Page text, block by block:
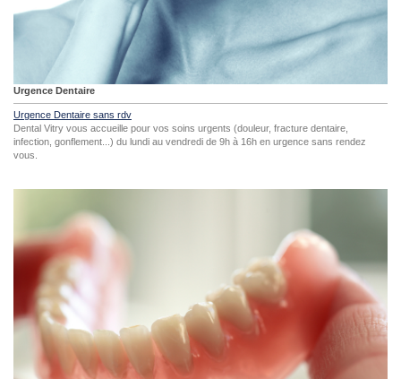
Urgence Dentaire
Urgence Dentaire sans rdv
Dental Vitry vous accueille pour vos soins urgents (douleur, fracture dentaire,
infection, gonflement...) du lundi au vendredi de 9h à 16h en urgence sans rendez
vous.